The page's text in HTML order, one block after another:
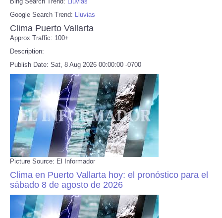
Google Search Trend: Lluvias
Clima Puerto Vallarta
Approx Traffic: 100+
Description:
Publish Date: Sat, 8 Aug 2026 00:00:00 -0700
Picture Source: El Informador
Clima en Puerto Vallarta hoy: el pronóstico para el
sábado 8 de agosto de 2026